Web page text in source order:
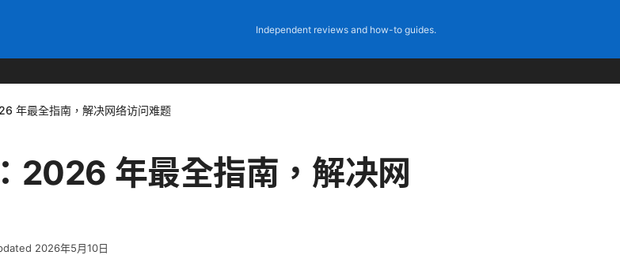
Independent reviews and how-to guides.
年最全指南，解决网络访问难题
2026 年最全指南，解决网
2026年5月10日